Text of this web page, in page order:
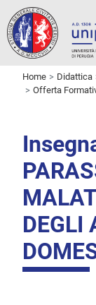
Home Didattica
Offerta
DEGLI